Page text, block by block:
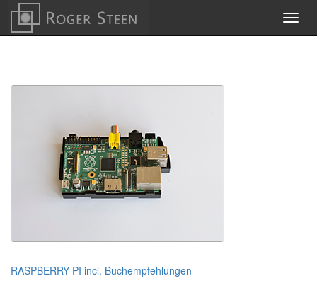
RASPBERRY PI incl. Buchempfehlungen